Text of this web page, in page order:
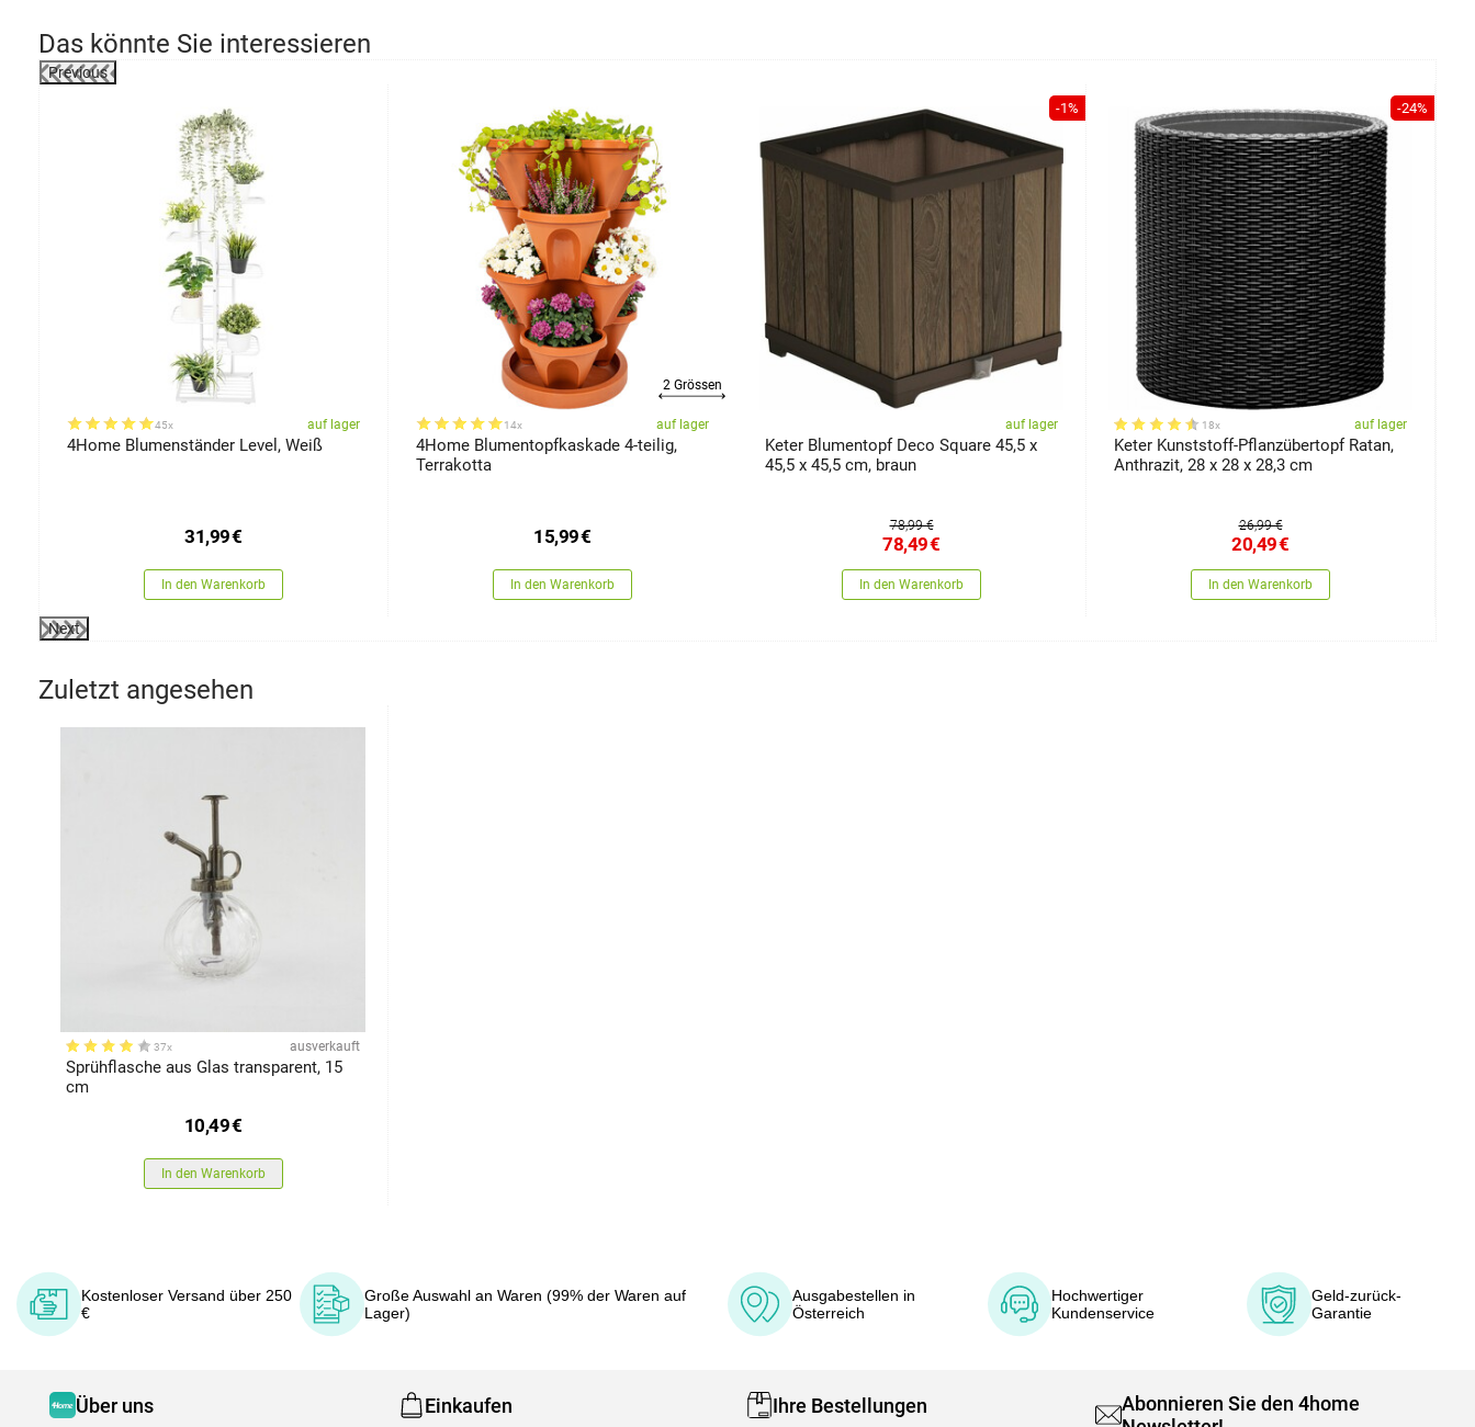
Das könnte Sie interessieren
Previous
45x auf lager
4Home Blumenständer Level, Weiß
31,99€
In den Warenkorb
2 Grössen
14x auf lager
4Home Blumentopfkaskade 4-teilig,
Terrakotta
15,99€
In den Warenkorb
-1%
auf lager
Keter Blumentopf Deco Square 45,5 x
45,5 x 45,5 cm, braun
78,99 €
78,49€
In den Warenkorb
-24%
18x auf lager
Keter Kunststoff-Pflanzübertopf Ratan,
Anthrazit, 28 x 28 x 28,3 cm
26,99 €
20,49€
In den Warenkorb
Next
Zuletzt angesehen
37x ausverkauft
Sprühflasche aus Glas transparent, 15
cm
10,49€
In den Warenkorb
Kostenloser Versand über 250
€
Große Auswahl an Waren (99% der Waren auf
Lager)
Ausgabestellen in
Österreich
Hochwertiger
Kundenservice
Geld-zurück-
Garantie
Über uns Einkaufen Ihre Bestellungen
Abonnieren Sie den 4home